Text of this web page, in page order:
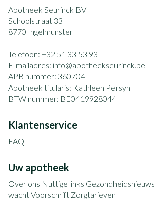
Apotheek Seurinck BV
Schoolstraat 33
8770 Ingelmunster
Telefoon: +32 51 33 53 93
E-mailadres: info@apotheekseurinck.be
APB nummer: 360704
Apotheek titularis: Kathleen Persyn
BTW nummer: BE0419928044
Klantenservice
FAQ
Uw apotheek
Over ons Nuttige links Gezondheidsnieuws
wachtVoorschrift Zorgtarieven